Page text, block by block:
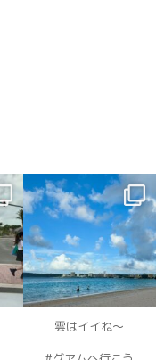
dahawaii
12月 4
雲はイイね〜